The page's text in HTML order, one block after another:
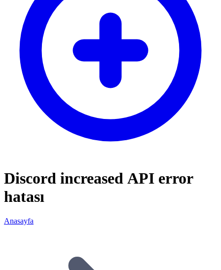
Discord increased API error
hatası
Anasayfa